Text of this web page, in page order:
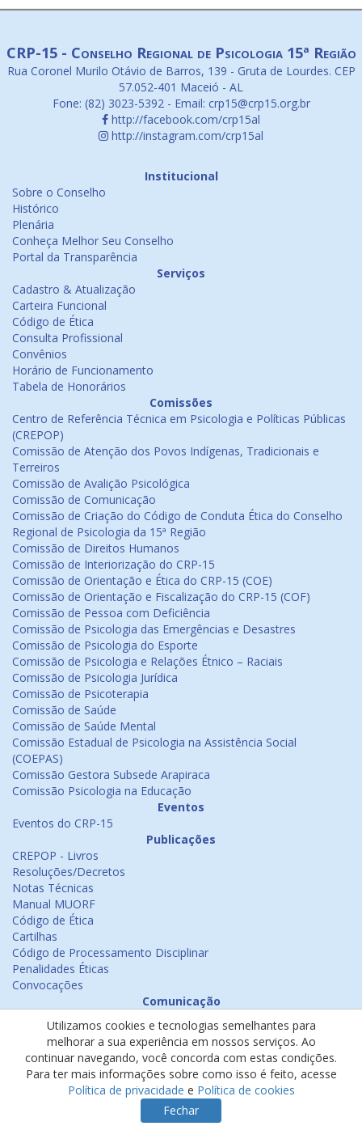
CRP-15 - Conselho Regional de Psicologia 15ª Região
Rua Coronel Murilo Otávio de Barros, 139 - Gruta de Lourdes. CEP
57.052-401 Maceió - AL
Fone: (82) 3023-5392 - Email: crp15@crp15.org.br
http://facebook.com/crp15al
http://instagram.com/crp15al
Institucional
Sobre o Conselho
Histórico
Plenária
Conheça Melhor Seu Conselho
Portal da Transparência
Serviços
Cadastro & Atualização
Carteira Funcional
Código de Ética
Consulta Profissional
Convênios
Horário de Funcionamento
Tabela de Honorários
Comissões
Centro de Referência Técnica em Psicologia e Políticas Públicas
(CREPOP)
Comissão de Atenção dos Povos Indígenas, Tradicionais e
Terreiros
Comissão de Avalição Psicológica
Comissão de Comunicação
Comissão de Criação do Código de Conduta Ética do Conselho
Regional de Psicologia da 15ª Região
Comissão de Direitos Humanos
Comissão de Interiorização do CRP-15
Comissão de Orientação e Ética do CRP-15 (COE)
Comissão de Orientação e Fiscalização do CRP-15 (COF)
Comissão de Pessoa com Deficiência
Comissão de Psicologia das Emergências e Desastres
Comissão de Psicologia do Esporte
Comissão de Psicologia e Relações Étnico – Raciais
Comissão de Psicologia Jurídica
Comissão de Psicoterapia
Comissão de Saúde
Comissão de Saúde Mental
Comissão Estadual de Psicologia na Assistência Social
(COEPAS)
Comissão Gestora Subsede Arapiraca
Comissão Psicologia na Educação
Eventos
Eventos do CRP-15
Publicações
CREPOP - Livros
Resoluções/Decretos
Notas Técnicas
Manual MUORF
Código de Ética
Cartilhas
Código de Processamento Disciplinar
Penalidades Éticas
Convocações
Comunicação
Emissão de Certificados
Psicologia na Mídia
Ouvidoria
Política de cookies
Política de privacidade
Utilizamos cookies e tecnologias semelhantes para
melhorar a sua experiência em nossos serviços. Ao
continuar navegando, você concorda com estas condições.
Para ter mais informações sobre como isso é feito, acesse
Política de privacidade e Política de cookies
Fechar